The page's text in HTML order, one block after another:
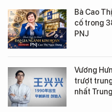
Bà Cao
cố trong
PNJ
Vương
trượt
nhất